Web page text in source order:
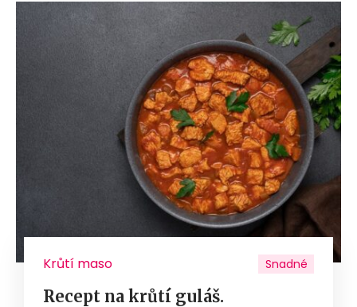
Krůtí maso Snadné
Recept na krůtí guláš.